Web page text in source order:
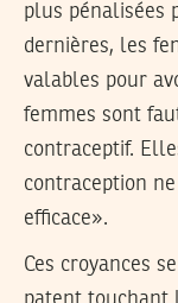
plus pénalisées
dernières, les
valables pour
femmes sont
contraceptif.
contraception
efficace».
Ces croyances